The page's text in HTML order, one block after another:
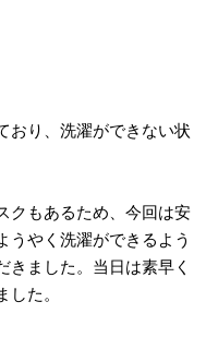
おり、洗濯ができない状
クもあるため、今回は安
うやく洗濯ができるよう
きました。当日は素早く
た。